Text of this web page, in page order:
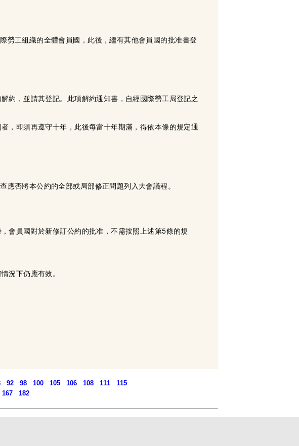
勞工組織的全體會員國，此後，繼有其他會員國的批准書登
約，並請其登記。此項解約通知書，自經國際勞工局登記之
，即須再遵守十年，此後每當十年期滿，得依本條的規定通
否將本公約的全部或局部修正問題列入大會議程。
會員國對於新修訂公約的批准，不需按照上述第5條的規
況下仍應有效。
92 98 100 105 106 108 111
115
167 182